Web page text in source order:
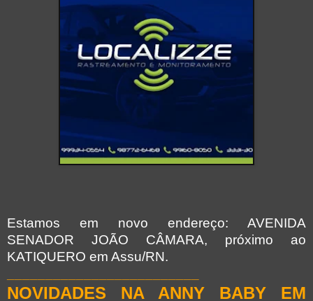
Estamos em novo endereço: AVENIDA
SENADOR JOÃO CÂMARA, próximo ao
KATIQUERO em Assu/RN.
NOVIDADES NA ANNY BABY EM